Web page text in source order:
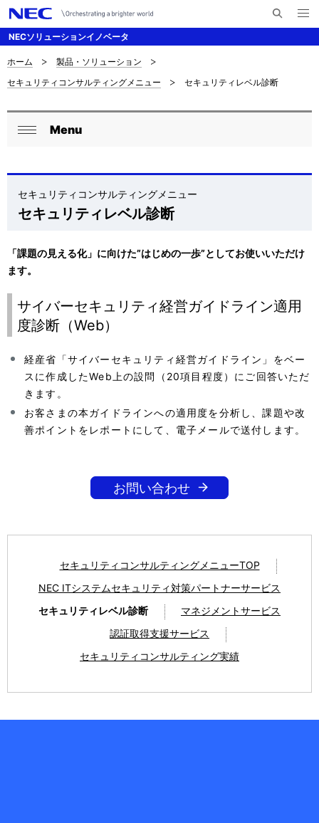
NECソリューションイノベータ
メ
ニ
ナ
ビ
ゲ
ョ
サ
イ
ト
の
現
位
置
ホーム
製品・ソリューション
セキュリティコンサルティングメニュー
セキュリティレベル診断
ロ
カ
ル
ビ
ゲ
ー
Menu
セキュリティレベル診断
セキュリティコンサルティングメニュー
「課題の見える化」に向けた”はじめの一歩”としてお使いいただけ
ます。
サイバーセキュリティ経営ガイドライン適用
度診断（Web）
経産省「サイバーセキュリティ経営ガイドライン」をベー
スに作成したWeb上の設問（20項目程度）にご回答いただ
きます。
お客さまの本ガイドラインへの適用度を分析し、課題や改
善ポイントをレポートにして、電子メールで送付します。
お問い合わせ
セキュリティコンサルティングメニューTOP
NEC ITシステムセキュリティ対策パートナーサービス
セキュリティレベル診断
マネジメントサービス
認証取得支援サービス
セキュリティコンサルティング実績